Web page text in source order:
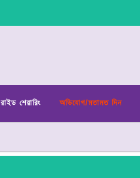
রাইড শেয়ারিং অভিযোগ/মতামত দিন